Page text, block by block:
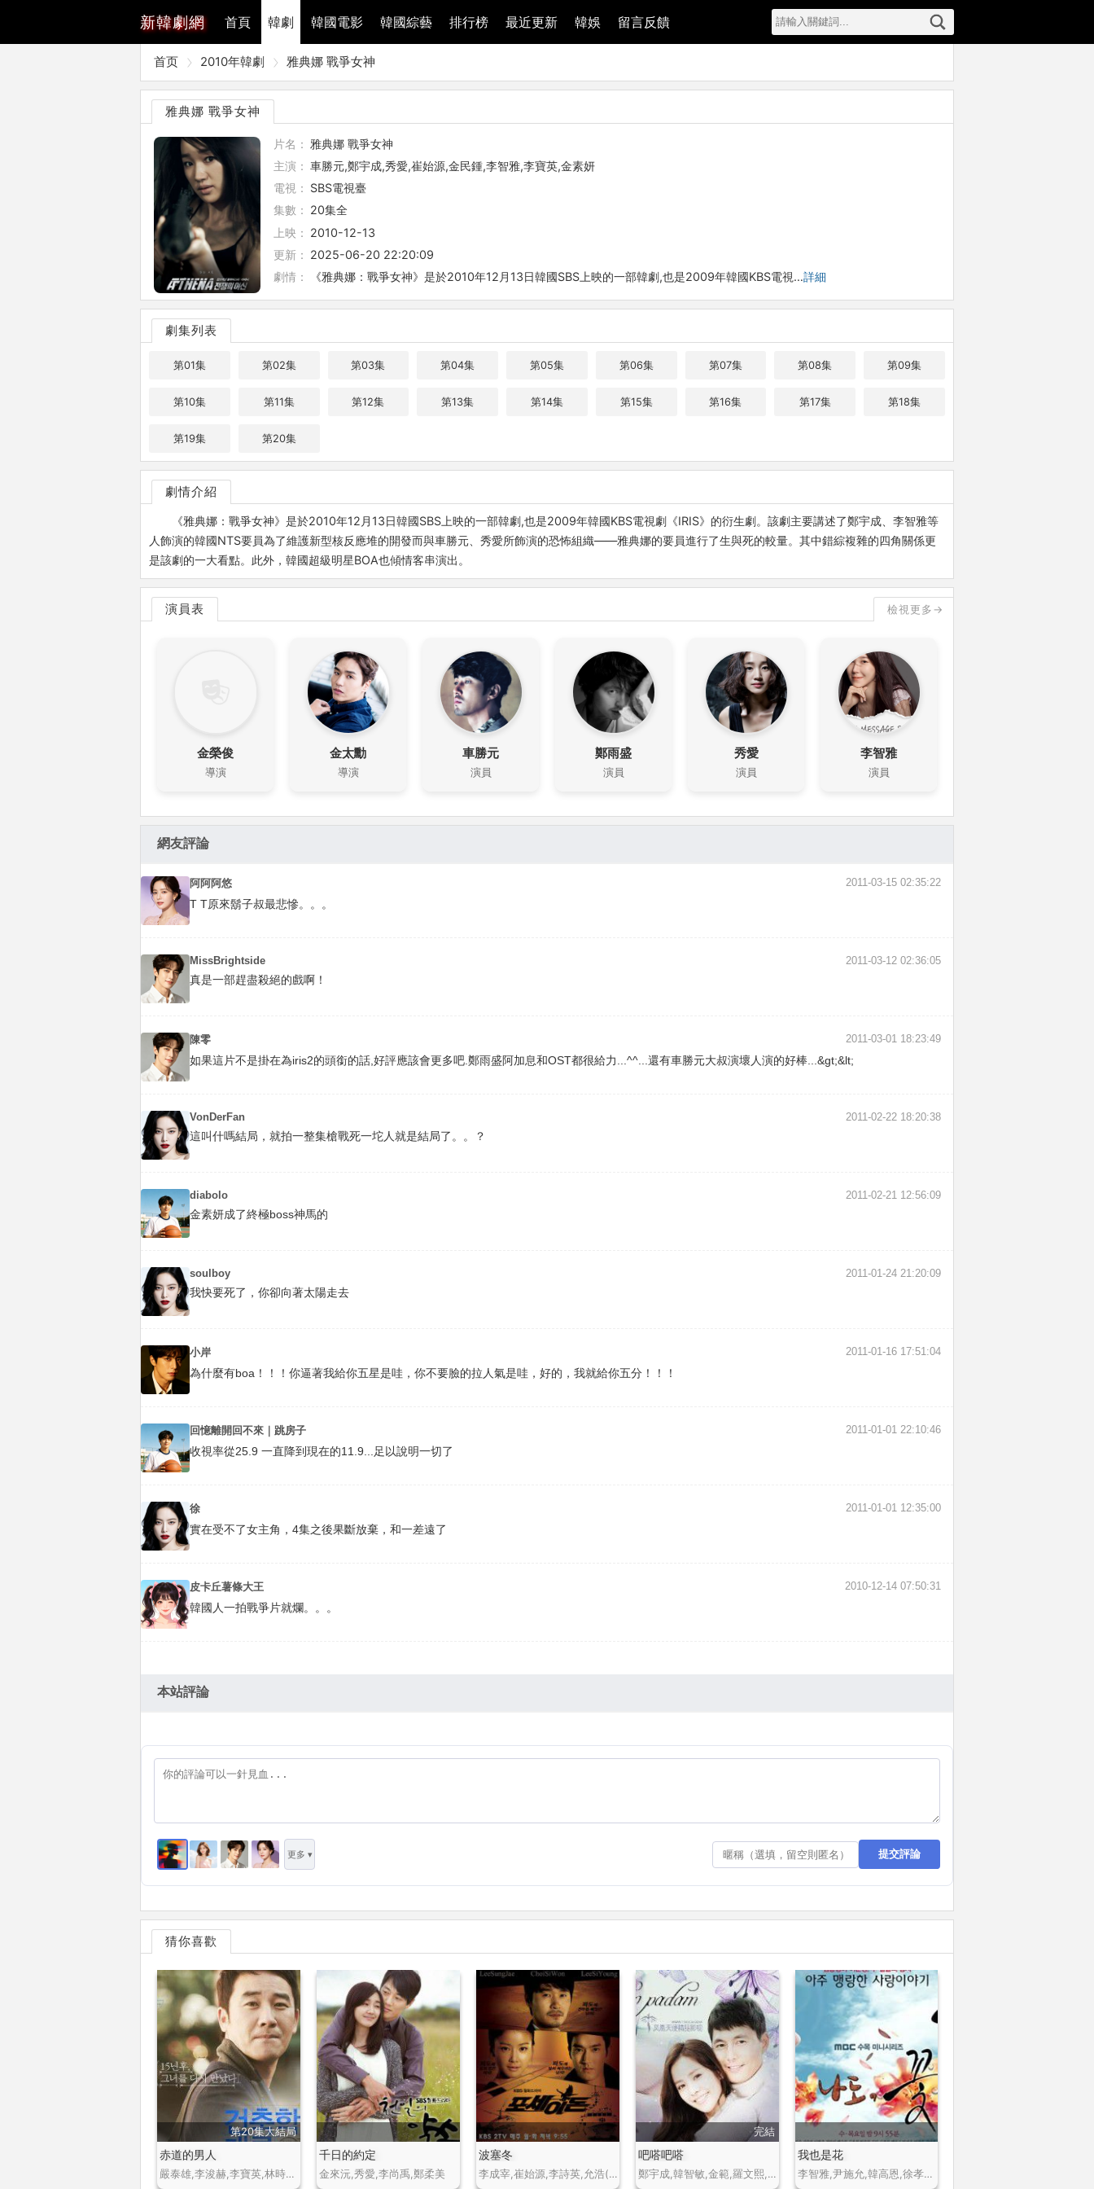
新韓劇網 首頁 韓劇 韓國電影 韓國綜藝 排行榜 最近更新 韓娛 留言反饋
首页 2010年韓劇 雅典娜 戰爭女神
雅典娜 戰爭女神
片名： 雅典娜 戰爭女神
主演： 車勝元,鄭宇成,秀愛,崔始源,金民鍾,李智雅,李寶英,金素妍
電視： SBS電視臺
集數： 20集全
上映： 2010-12-13
更新： 2025-06-20 22:20:09
劇情：
《雅典娜：戰爭女神》是於2010年12月13日韓國SBS上映的一部韓劇,也是2009年韓國KBS電視…詳細
劇集列表
第01集 第02集 第03集 第04集 第05集 第06集 第07集 第08集 第09集
第10集 第11集 第12集 第13集 第14集 第15集 第16集 第17集 第18集
第19集 第20集
劇情介紹
《雅典娜：戰爭女神》是於2010年12月13日韓國SBS上映的一部韓劇,也是2009年韓國KBS電視劇《IRIS》的衍生劇。該劇主要講述了鄭宇成、李智雅等
人飾演的韓國NTS要員為了維護新型核反應堆的開發而與車勝元、秀愛所飾演的恐怖組織——雅典娜的要員進行了生與死的較量。其中錯綜複雜的四角關係更
是該劇的一大看點。此外，韓國超級明星BOA也傾情客串演出。
演員表 檢視更多→
金榮俊
導演
金太勳
導演
車勝元
演員
鄭雨盛
演員
秀愛
演員
李智雅
演員
網友評論
阿阿阿悠 2011-03-15 02:35:22
T T原來鬍子叔最悲慘。。。
MissBrightside 2011-03-12 02:36:05
真是一部趕盡殺絕的戲啊！
陳零 2011-03-01 18:23:49
如果這片不是掛在為iris2的頭銜的話,好評應該會更多吧.鄭雨盛阿加息和OST都很給力...^^...還有車勝元大叔演壞人演的好棒...&gt;&lt;
VonDerFan 2011-02-22 18:20:38
這叫什嗎結局，就拍一整集槍戰死一坨人就是結局了。。？
diabolo 2011-02-21 12:56:09
金素妍成了終極boss神馬的
soulboy 2011-01-24 21:20:09
我快要死了，你卻向著太陽走去
小岸 2011-01-16 17:51:04
為什麼有boa！！！你逼著我給你五星是哇，你不要臉的拉人氣是哇，好的，我就給你五分！！！
回憶離開回不來｜跳房子 2011-01-01 22:10:46
收視率從25.9 一直降到現在的11.9...足以說明一切了
徐 2011-01-01 12:35:00
實在受不了女主角，4集之後果斷放棄，和一差遠了
皮卡丘薯條大王 2010-12-14 07:50:31
韓國人一拍戰爭片就爛。。。
本站評論
更多 ▾ 提交評論
猜你喜歡
第20集大結局
赤道的男人
嚴泰雄,李浚赫,李寶英,林時完,李玹雨,林正恩
千日的約定
金來沅,秀愛,李尚禹,鄭柔美
波塞冬
李成宰,崔始源,李詩英,允浩(客串)
完結
吧嗒吧嗒
鄭宇成,韓智敏,金範,羅文熙,金俊成
我也是花
李智雅,尹施允,韓高恩,徐孝琳,李起光,趙敏基